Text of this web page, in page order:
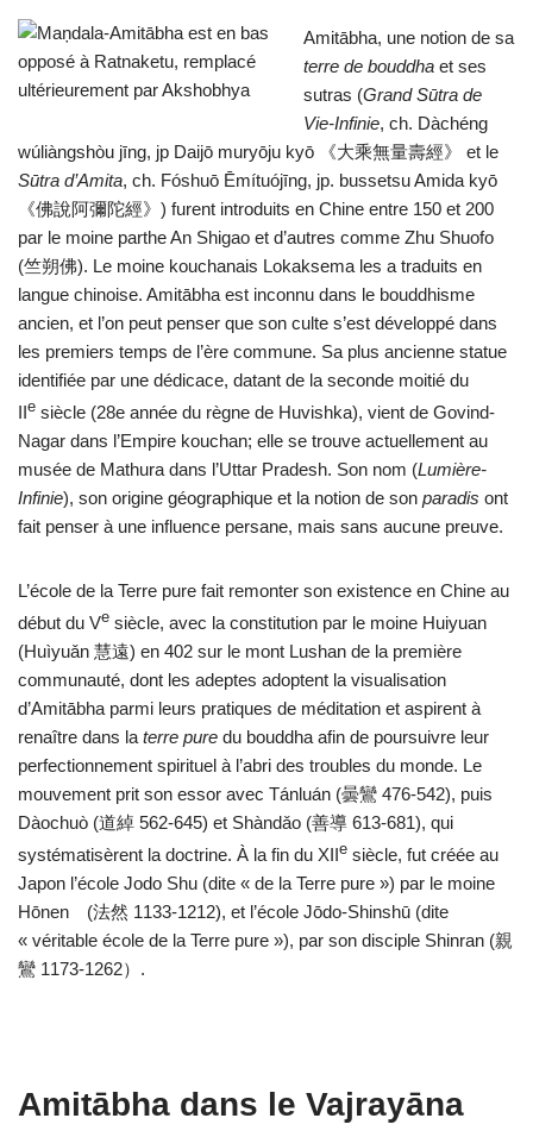
Amitābha, une notion de sa
terre de bouddha et ses
sutras (Grand Sūtra de
Vie-Infinie, ch. Dàchéng
wúliàngshòu jīng, jp Daijō muryōju kyō 《大乘無量壽經》 et le
Sūtra d’Amita, ch. Fóshuō Ēmítuójīng, jp. bussetsu Amida kyō
《佛說阿彌陀經》) furent introduits en Chine entre 150 et 200
par le moine parthe An Shigao et d’autres comme Zhu Shuofo
(竺朔佛). Le moine kouchanais Lokaksema les a traduits en
langue chinoise. Amitābha est inconnu dans le bouddhisme
ancien, et l’on peut penser que son culte s’est développé dans
les premiers temps de l’ère commune. Sa plus ancienne statue
identifiée par une dédicace, datant de la seconde moitié du
IIe siècle (28e année du règne de Huvishka), vient de Govind-
Nagar dans l’Empire kouchan; elle se trouve actuellement au
musée de Mathura dans l’Uttar Pradesh. Son nom (Lumière-
Infinie), son origine géographique et la notion de son paradis ont
fait penser à une influence persane, mais sans aucune preuve.
L’école de la Terre pure fait remonter son existence en Chine au
début du Ve siècle, avec la constitution par le moine Huiyuan
(Huìyuǎn 慧遠) en 402 sur le mont Lushan de la première
communauté, dont les adeptes adoptent la visualisation
d’Amitābha parmi leurs pratiques de méditation et aspirent à
renaître dans la terre pure du bouddha afin de poursuivre leur
perfectionnement spirituel à l’abri des troubles du monde. Le
mouvement prit son essor avec Tánluán (曇鸞 476-542), puis
Dàochuò (道綽 562-645) et Shàndǎo (善導 613-681), qui
systématisèrent la doctrine. À la fin du XIIe siècle, fut créée au
Japon l’école Jodo Shu (dite « de la Terre pure ») par le moine
Hōnen (法然 1133-1212), et l’école Jōdo-Shinshū (dite
« véritable école de la Terre pure »), par son disciple Shinran (親
鸞 1173-1262）.
Amitābha dans le Vajrayāna